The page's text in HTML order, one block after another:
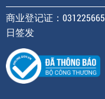
商业登记证：
日签发